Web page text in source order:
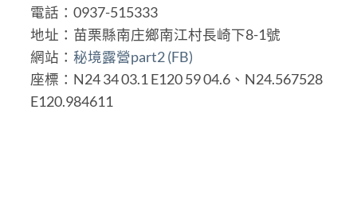
電話：0937-515333
地址：苗栗縣南庄鄉南江村長崎下8-1號
網站： 秘境露營part2 (FB)
座標：N24 34 03.1 E120 59 04.6、N24.567528
E120.984611